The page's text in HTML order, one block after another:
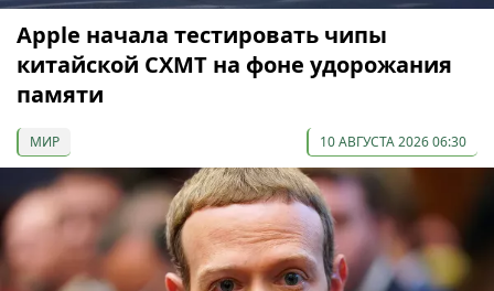
Apple начала тестировать чипы
китайской CXMT на фоне удорожания
памяти
МИР 10 АВГУСТА 2026 06:30